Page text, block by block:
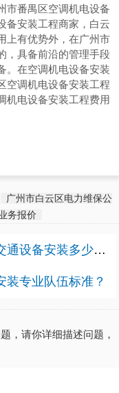
市番禺区空调机电设备
备安装工程商家，白云
上有优势外，在广州市
，具备前沿的管理手段
。在空调机电设备安装
空调机电设备安装工程
机电设备安装工程费用
广州市白云区电力维保公
务报价
备安装多少费用？
装专业队伍标准？
，请你详细描述问题，